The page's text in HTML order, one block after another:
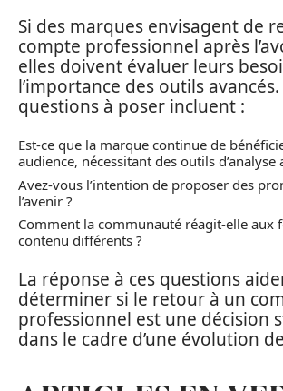
Si des marques envisagent de
compte professionnel après
elles doivent évaluer leurs
l’importance des outils avancés.
questions à poser incluent :
Est-ce que la marque continue de
audience, nécessitant des outils d’analyse
Avez-vous l’intention de proposer des
l’avenir ?
Comment la communauté réagit-elle aux
contenu différents ?
La réponse à ces questions
déterminer si le retour à un
professionnel est une décision
dans le cadre d’une évolution